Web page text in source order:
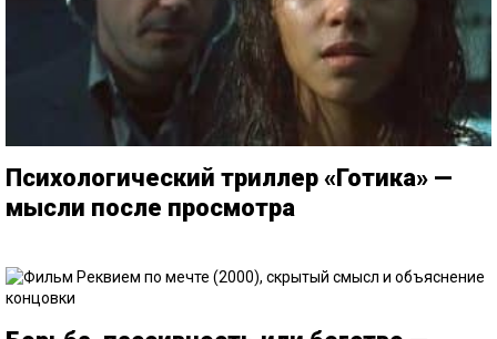
Психологический триллер «Готика» —
мысли после просмотра